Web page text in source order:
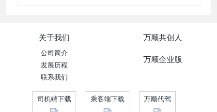
关于我们
公司简介
发展历程
联系我们
万顺共创人
万顺企业版
司机端下载 乘客端下载 万顺代驾